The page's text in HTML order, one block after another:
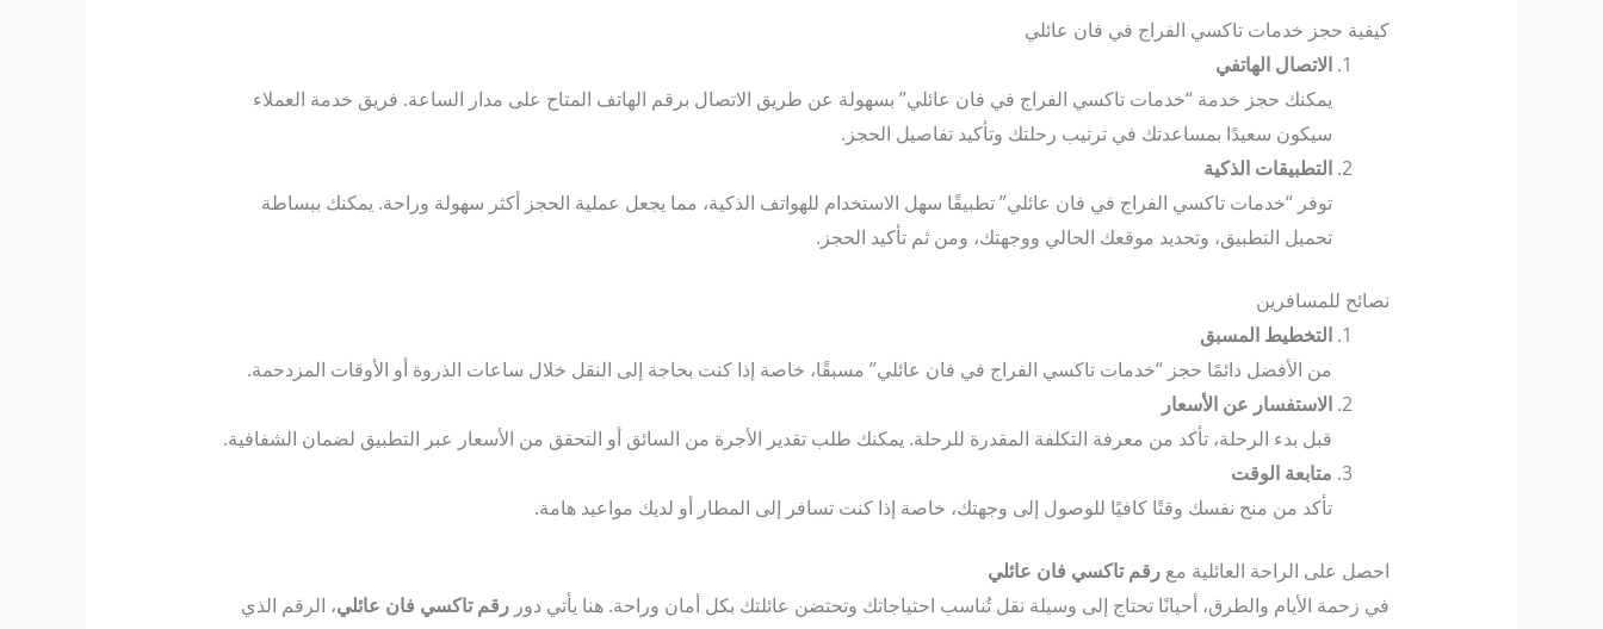
كيفية حجز خدمات تاكسي الفراج في فان عائلي
الاتصال الهاتفي
يمكنك حجز خدمة “خدمات تاكسي الفراج في فان عائلي” بسهولة عن طريق الاتصال برقم الهاتف المتاح على مدار الساعة. فريق خدمة العملاء
سيكون سعيدًا بمساعدتك في ترتيب رحلتك وتأكيد تفاصيل الحجز.
التطبيقات الذكية
توفر “خدمات تاكسي الفراج في فان عائلي” تطبيقًا سهل الاستخدام للهواتف الذكية، مما يجعل عملية الحجز أكثر سهولة وراحة. يمكنك ببساطة
تحميل التطبيق، وتحديد موقعك الحالي ووجهتك، ومن ثم تأكيد الحجز.
نصائح للمسافرين
التخطيط المسبق
من الأفضل دائمًا حجز “خدمات تاكسي الفراج في فان عائلي” مسبقًا، خاصة إذا كنت بحاجة إلى النقل خلال ساعات الذروة أو الأوقات المزدحمة.
الاستفسار عن الأسعار
قبل بدء الرحلة، تأكد من معرفة التكلفة المقدرة للرحلة. يمكنك طلب تقدير الأجرة من السائق أو التحقق من الأسعار عبر التطبيق لضمان الشفافية.
متابعة الوقت
تأكد من منح نفسك وقتًا كافيًا للوصول إلى وجهتك، خاصة إذا كنت تسافر إلى المطار أو لديك مواعيد هامة.
احصل على الراحة العائلية مع رقم تاكسي فان عائلي
في زحمة الأيام والطرق، أحيانًا تحتاج إلى وسيلة نقل تُناسب احتياجاتك وتحتضن عائلتك بكل أمان وراحة. هنا يأتي دور رقم تاكسي فان عائلي، الرقم الذي